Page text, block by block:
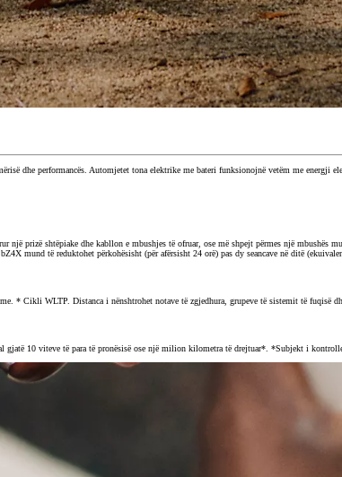
dhe performancës. Automjetet tona elektrike me bateri funksionojnë vetëm me energji
prizë shtëpiake dhe kabllon e mbushjes të ofruar, ose më shpejt përmes një
mund të reduktohet përkohësisht (për afërsisht 24 orë) pas dy seancave në ditë
* Cikli WLTP. Distanca i nënshtrohet notave të zgjedhura, grupeve të sistemit të fuqisë
10 viteve të para të pronësisë ose një milion kilometra të drejtuar*. *Subjekt i